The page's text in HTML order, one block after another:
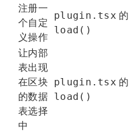
注册一
个自定
义操作
plugin.tsx 的
load()
让内部
表出现
在区块
的数据
表选择
中
plugin.tsx 的
load()